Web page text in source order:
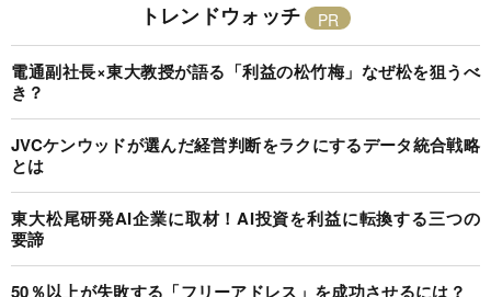
トレンドウォッチ
電通副社長×東大教授が語る「利益の松竹梅」なぜ松を狙うべ
き？
JVCケンウッドが選んだ経営判断をラクにするデータ統合戦略
とは
東大松尾研発AI企業に取材！AI投資を利益に転換する三つの
要諦
50％以上が失敗する「フリーアドレス」を成功させるには？